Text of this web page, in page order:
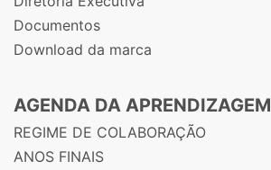
Documentos
Download da marca
AGENDA DA APRENDIZAGEM
REGIME DE COLABORAÇÃO
ANOS FINAIS